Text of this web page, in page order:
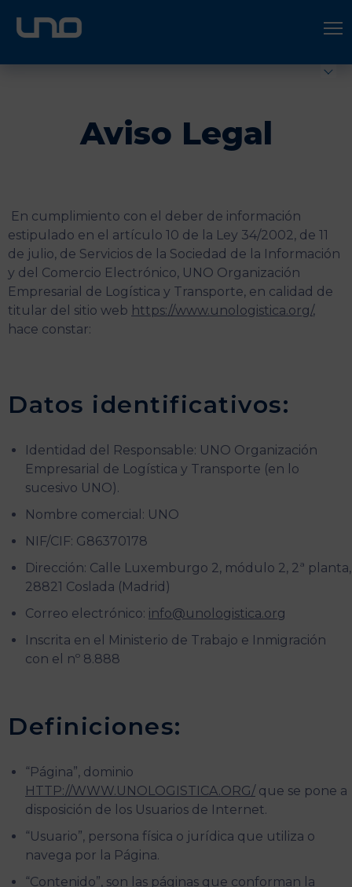
ÚNETE A UNO LOGÍSTICA
Aviso Legal
En cumplimiento con el deber de información
estipulado en el artículo 10 de la Ley 34/2002, de 11
de julio, de Servicios de la Sociedad de la Información
y del Comercio Electrónico, UNO Organización
Empresarial de Logística y Transporte, en calidad de
titular del sitio web https://www.unologistica.org/,
hace constar:
Datos identificativos:
Identidad del Responsable: UNO Organización
Empresarial de Logística y Transporte (en lo
sucesivo UNO).
Nombre comercial: UNO
NIF/CIF: G86370178
Dirección: Calle Luxemburgo 2, módulo 2, 2ª planta,
28821 Coslada (Madrid)
Correo electrónico: info@unologistica.org
Inscrita en el Ministerio de Trabajo e Inmigración
con el nº 8.888
Definiciones:
“Página”, dominio
HTTP://WWW.UNOLOGISTICA.ORG/ que se pone a
disposición de los Usuarios de Internet.
“Usuario”, persona física o jurídica que utiliza o
navega por la Página.
“Contenido”, son las páginas que conforman la